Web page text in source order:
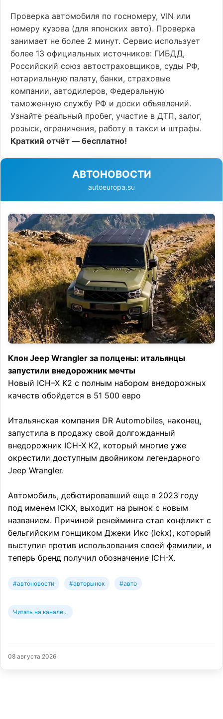
Проверка автомобиля по госномеру, VIN или
номеру кузова (для японских авто). Проверка
занимает не более 2 минут. Сервис использует
более 13 официальных источников: ГИБДД,
Российский союз автостраховщиков, суды РФ,
нотариальную палату, банки, страховые
компании, автодилеров, Федеральную
таможенную службу РФ и доски объявлений.
Узнайте реальный пробег, участие в ДТП, залог,
розыск, ограничения, работу в такси и штрафы.
Краткий отчёт — бесплатно!
АВТОНОВОСТИ
autoeuropa.su
Клон Jeep Wrangler за полцены: итальянцы
запустили внедорожник мечты
Новый ICH–X K2 с полным набором внедорожных
качеств обойдется в 51 500 евро
Итальянская компания DR Automobiles, наконец,
запустила в продажу свой долгожданный
внедорожник ICH-X K2, который многие уже
окрестили доступным двойником легендарного
Jeep Wrangler.
Автомобиль, дебютировавший еще в 2023 году
под именем ICKX, выходит на рынок с новым
названием. Причиной ренейминга стал конфликт с
бельгийским гонщиком Джеки Икс (Ickx), который
выступил против использования своей фамилии, и
теперь бренд получил обозначение ICH-X.
#автоновости #авторынок #авто
Читать на канале...
08 августа 2026